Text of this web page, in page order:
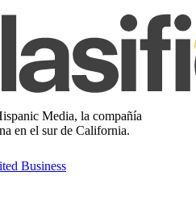
Media, la compañía
en el sur de California.
Business